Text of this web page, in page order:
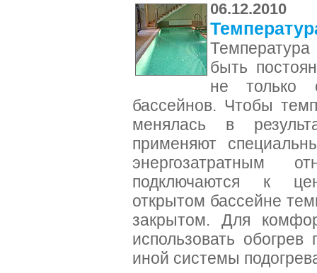
06.12.2010
быть
не только
бассейнов. Чтобы
менялась в
применяют
энергозатратным
подключаются к
открытом бассейне
закрытом. Для
использовать
иной системы